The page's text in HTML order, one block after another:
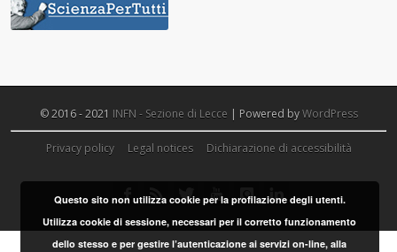
© 2016 - 2021 INFN - Sezione di Lecce | Powered byWordPress
Privacy policy Legal notices Dichiarazione di accessibilità
Questo sito non utilizza cookie per la profilazione degli utenti.
Utilizza cookie di sessione, necessari per il corretto funzionamento
dello stesso e per gestire l’autenticazione ai servizi on-line, alla